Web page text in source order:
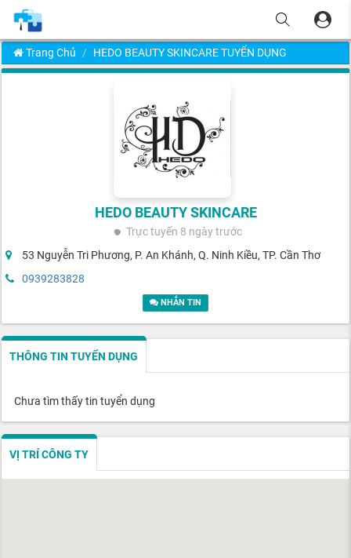
Trang Chủ HEDO BEAUTY SKINCARE TUYỂN DỤNG
HEDO BEAUTY SKINCARE
Trực tuyến 8 ngày trước
53 Nguyễn Tri Phương, P. An Khánh, Q. Ninh Kiều, TP. Cần Thơ
0939283828
NHẮN TIN
THÔNG TIN TUYỂN DỤNG
Chưa tìm thấy tin tuyển dụng
VỊ TRÍ CÔNG TY